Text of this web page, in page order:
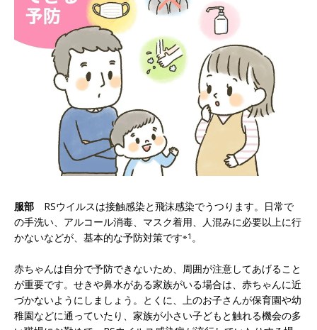
服部 RSウイルスは接触感染と飛沫感染でうつります。日常で
の手洗い、アルコール消毒、マスク着用、人混みに必要以上に行
かないなどが、基本的な予防対策です※1 。
赤ちゃんは自分で予防できないため、周囲が注意してあげること
が重要です。せきや鼻水がある家族がいる場合は、赤ちゃんに近
づかないようにしましょう。とくに、上のお子さんが保育園や幼
稚園などに通っていたり、家族が小さい子どもと触れる機会の多